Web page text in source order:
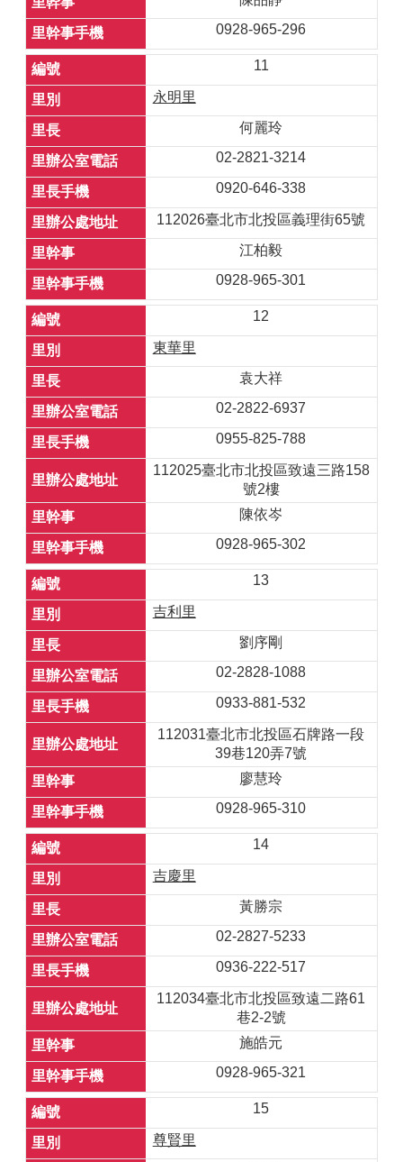
0928-965-296
11
永明里
何麗玲
02-2821-3214
0920-646-338
112026臺北市北投區義理街65號
江柏毅
0928-965-301
12
東華里
袁大祥
02-2822-6937
0955-825-788
112025臺北市北投區致遠三路158
號2樓
陳依岑
0928-965-302
13
吉利里
劉序剛
02-2828-1088
0933-881-532
112031臺北市北投區石牌路一段
39巷120弄7號
廖慧玲
0928-965-310
14
吉慶里
黃勝宗
02-2827-5233
0936-222-517
112034臺北市北投區致遠二路61
巷2-2號
施皓元
0928-965-321
15
尊賢里